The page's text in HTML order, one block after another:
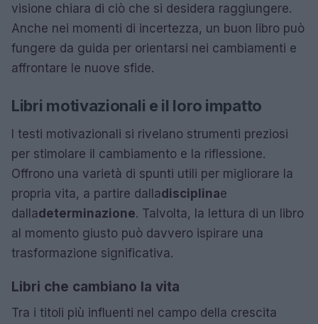
visione chiara di ciò che si desidera raggiungere.
Anche nei momenti di incertezza, un buon libro può
fungere da guida per orientarsi nei cambiamenti e
affrontare le nuove sfide.
Libri motivazionali e il loro impatto
I testi motivazionali si rivelano strumenti preziosi
per stimolare il cambiamento e la riflessione.
Offrono una varietà di spunti utili per migliorare la
propria vita, a partire dalladisciplinae
dalladeterminazione. Talvolta, la lettura di un libro
al momento giusto può davvero ispirare una
trasformazione significativa.
Libri che cambiano la vita
Tra i titoli più influenti nel campo della crescita